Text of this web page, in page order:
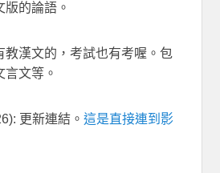
的論語。
教漢文的，考試也有考喔。包
言文等。
更新連結。這是直接連到影